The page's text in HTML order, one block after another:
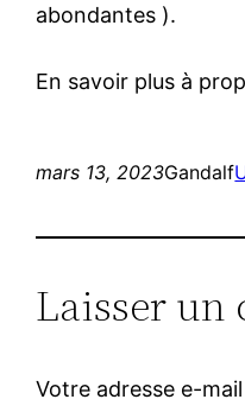
abondantes ).
En savoir plus à
mars 13, 2023Gandalf
Laisser un
Votre adresse e-